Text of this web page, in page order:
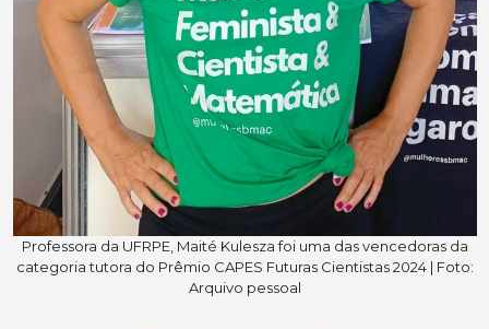
Professora da UFRPE, Maité Kulesza foi uma das vencedoras da
categoria tutora do Prêmio CAPES Futuras Cientistas 2024 | Foto:
Arquivo pessoal